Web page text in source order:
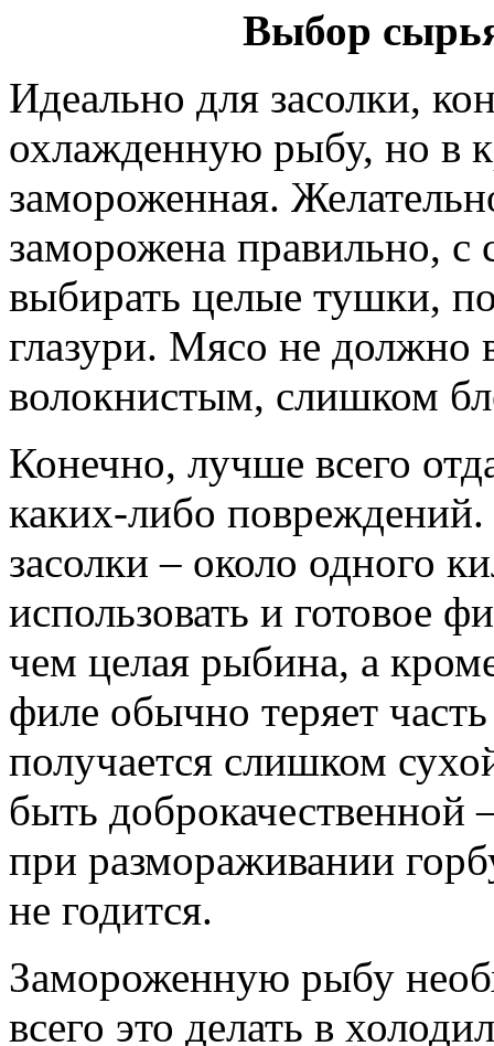
Выбор
Идеально для засолки,
охлажденную рыбу, но в
замороженная.
заморожена правильно,
выбирать целые тушки,
глазури. Мясо не должно
волокнистым, слишком
Конечно, лучше всего
каких-либо
засолки – около одного
использовать и готовое
чем целая рыбина, а
филе обычно теряет
получается слишком
быть доброкачественной
при размораживании
не годится.
Замороженную рыбу
всего это делать в